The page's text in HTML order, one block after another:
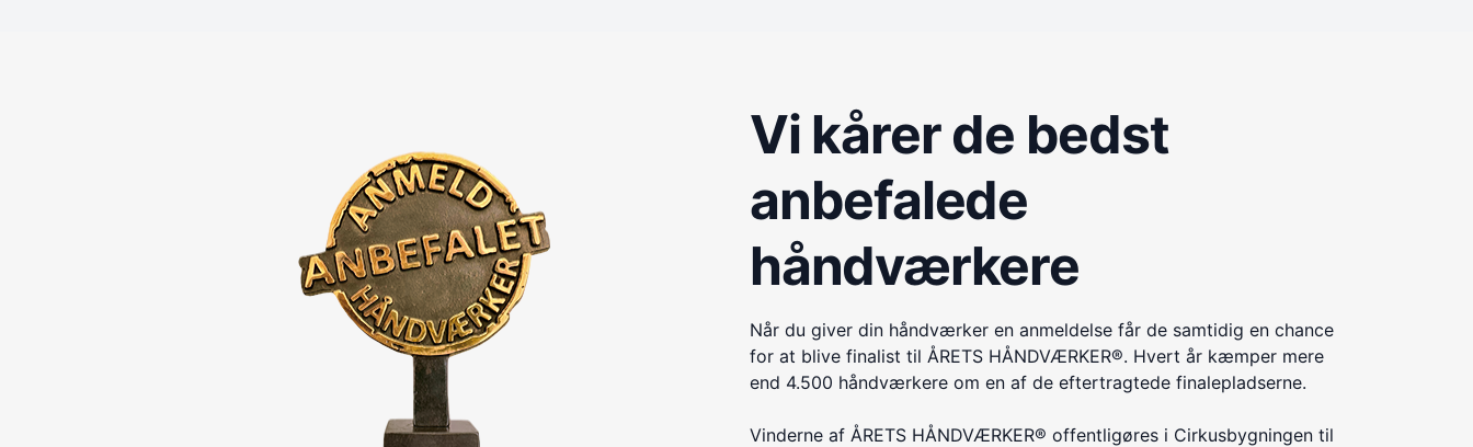
Vi kårer de bedst
anbefalede
håndværkere
Når du giver din håndværker en anmeldelse får de samtidig en chance
for at blive finalist til ÅRETS HÅNDVÆRKER®. Hvert år kæmper mere
end 4.500 håndværkere om en af de eftertragtede finalepladserne.
Vinderne af ÅRETS HÅNDVÆRKER® offentligøres i Cirkusbygningen til